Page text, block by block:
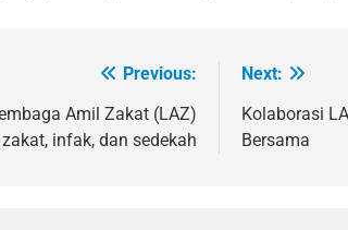
Previous:
Amil Zakat (LAZ)
infak, dan sedekah
Next:
Kolaborasi
Bersama